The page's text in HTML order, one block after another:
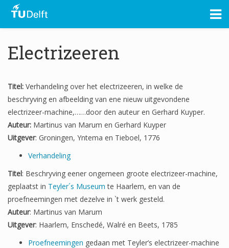
Electrizeeren
Titel: Verhandeling over het electrizeeren, in welke de
beschryving en afbeelding van ene nieuw uitgevondene
electrizeer-machine,……door den auteur en Gerhard Kuyper.
Auteur: Martinus van Marum en Gerhard Kuyper
Uitgever: Groningen, Yntema en Tieboel, 1776
Verhandeling
Titel: Beschryving eener ongemeen groote electrizeer-machine,
geplaatst in Teyler´s Museum te Haarlem, en van de
proefneemingen met dezelve in `t werk gesteld.
Auteur: Martinus van Marum
Uitgever: Haarlem, Enschedé, Walré en Beets, 1785
Proefneemingen gedaan met Teyler’s electrizeer-machine